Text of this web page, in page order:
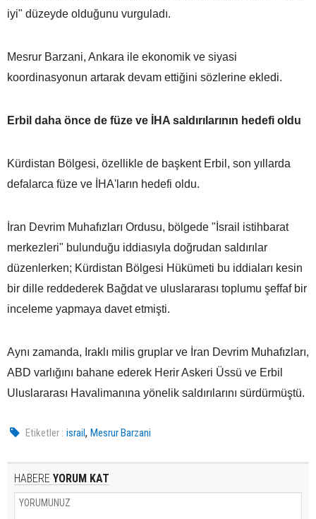
iyi" düzeyde olduğunu vurguladı.
Mesrur Barzani, Ankara ile ekonomik ve siyasi
koordinasyonun artarak devam ettiğini sözlerine ekledi.
Erbil daha önce de füze ve İHA saldırılarının hedefi oldu
Kürdistan Bölgesi, özellikle de başkent Erbil, son yıllarda
defalarca füze ve İHA'ların hedefi oldu.
İran Devrim Muhafızları Ordusu, bölgede "İsrail istihbarat
merkezleri" bulunduğu iddiasıyla doğrudan saldırılar
düzenlerken; Kürdistan Bölgesi Hükümeti bu iddiaları kesin
bir dille reddederek Bağdat ve uluslararası toplumu şeffaf bir
inceleme yapmaya davet etmişti.
Aynı zamanda, Iraklı milis gruplar ve İran Devrim Muhafızları,
ABD varlığını bahane ederek Herir Askeri Üssü ve Erbil
Uluslararası Havalimanına yönelik saldırılarını sürdürmüştü.
Etiketler : israil,Mesrur Barzani
HABERE YORUM KAT